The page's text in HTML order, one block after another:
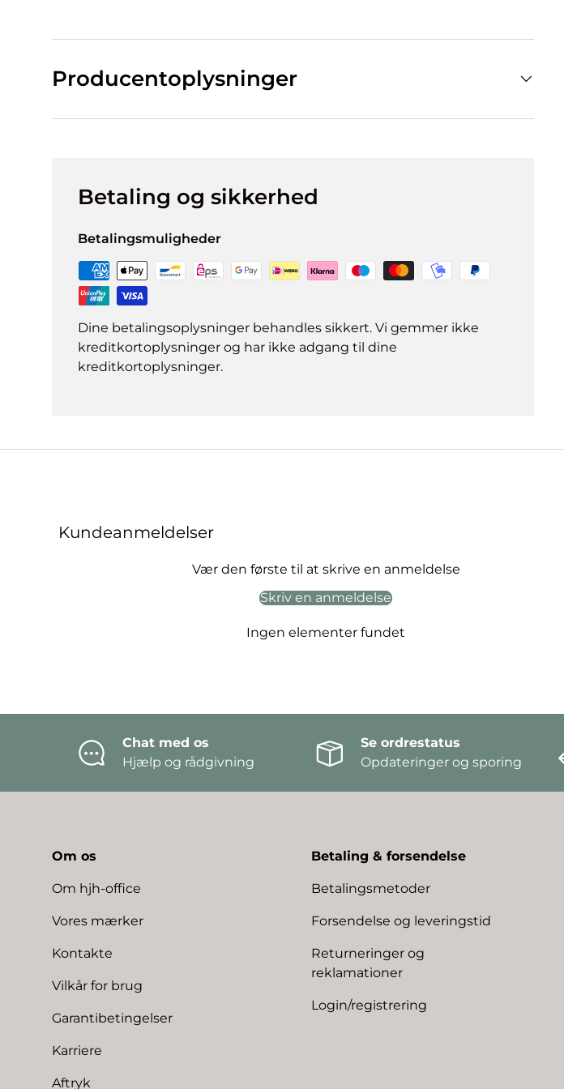
Producentoplysninger
Betaling og sikkerhed
Betalingsmuligheder
Dine betalingsoplysninger behandles sikkert. Vi gemmer ikke
kreditkortoplysninger og har ikke adgang til dine
kreditkortoplysninger.
Kundeanmeldelser
Vær den første til at skrive en anmeldelse
Skriv en anmeldelse
Ingen elementer fundet
Chat med os
Hjælp og rådgivning
Se ordrestatus
Opdateringer og sporing
Om os
Om hjh-office
Vores mærker
Kontakte
Vilkår for brug
Garantibetingelser
Karriere
Aftryk
Betaling & forsendelse
Betalingsmetoder
Forsendelse og leveringstid
Returneringer og
reklamationer
Login/registrering